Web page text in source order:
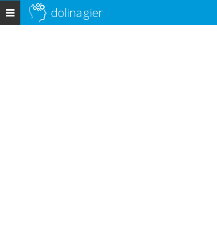
Menu
główne
dolinagier